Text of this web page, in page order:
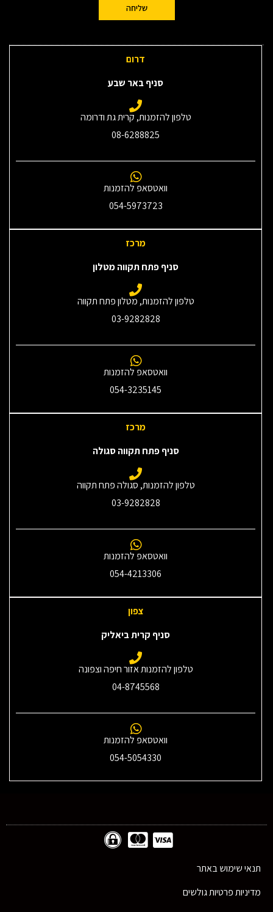
שליחה
דרום
סניף באר שבע
טלפון להזמנות, קרית גת ודרומה
08-6288825
וואטסאפ להזמנות
054-5973723
מרכז
סניף פתח תקווה מטלון
טלפון להזמנות, מטלון פתח תקווה
03-9282828
וואטסאפ להזמנות
054-3235145‎
מרכז
סניף פתח תקווה סגולה
טלפון להזמנות, סגולה פתח תקווה
03-9282828
וואטסאפ להזמנות
054-4213306
צפון
סניף קרית ביאליק
טלפון להזמנות אזור חיפה וצפונה
04-8745568
וואטסאפ להזמנות
054-5054330
תנאי שימוש באתר
מדיניות פרטיות גולשים